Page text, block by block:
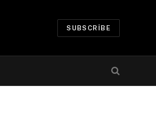
SUBSCRIBE